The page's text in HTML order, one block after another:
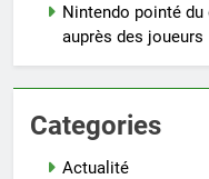
Nintendo pointé
auprès des joueurs
Categories
Actualité